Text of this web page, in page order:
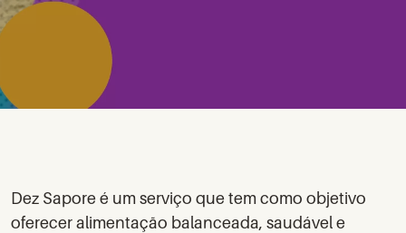
Dez Sapore é um serviço que tem como objetivo
oferecer alimentação balanceada, saudável e